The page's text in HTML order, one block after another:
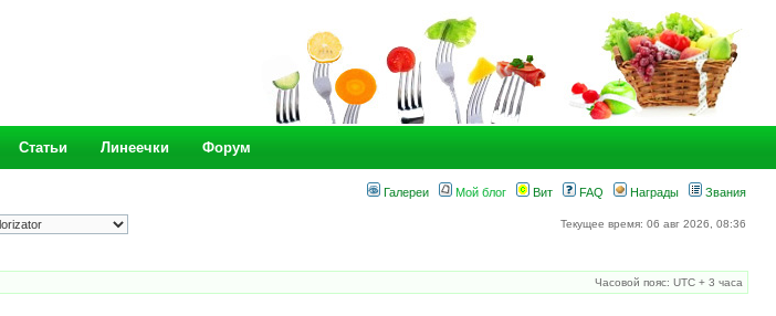
Статьи Линеечки Форум
Галереи Мой блог Вит FAQ Награды Звания
Текущее время: 06 авг 2026, 08:36
Часовой пояс: UTC + 3 часа